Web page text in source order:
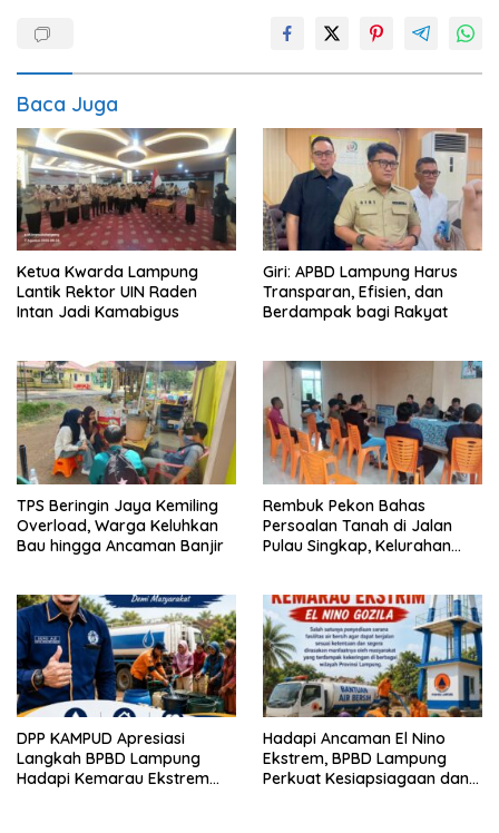
Baca Juga
Ketua Kwarda Lampung
Lantik Rektor UIN Raden
Intan Jadi Kamabigus
Giri: APBD Lampung Harus
Transparan, Efisien, dan
Berdampak bagi Rakyat
TPS Beringin Jaya Kemiling
Overload, Warga Keluhkan
Bau hingga Ancaman Banjir
Rembuk Pekon Bahas
Persoalan Tanah di Jalan
Pulau Singkap, Kelurahan
DPP KAMPUD Apresiasi
Langkah BPBD Lampung
Hadapi Kemarau Ekstrem
Hadapi Ancaman El Nino
Ekstrem, BPBD Lampung
Perkuat Kesiapsiagaan dan